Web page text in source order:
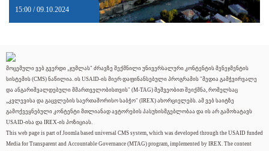
15:00 / 09.10.2024
მოცემული ვებ გვერდი „ჯუმლას" ძრავზე შექმნილი უნივერსალური კონტენტის მენეჯმენტის
სისტემის (CMS) ნაწილია. ის USAID-ის მიერ დაფინანსებული პროგრამის "მედია გამჭვირვალე
და ანგარიშვალდებული მმართველობისთვის" (M-TAG) მეშვეობით შეიქმნა, რომელსაც
„კვლევისა და გაცვლების საერთაშორისო საბჭო" (IREX) ახორციელებს. ამ ვებ საიტზე
გამოქვეყნებული კონტენტი მთლიანად ავტორების პასუხისმგებლობაა და ის არ გამოხატავს
USAID-ისა და IREX-ის პოზიციას.
This web page is part of Joomla based universal CMS system, which was developed through the USAID funded
Media for Transparent and Accountable Governance (MTAG) program, implemented by IREX. The content